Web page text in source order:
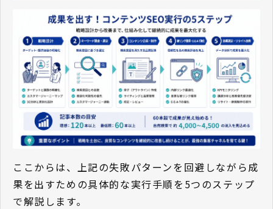
ここからは、上記の失敗パターンを回避しながら成
果を出すための具体的な実行手順を5つのステップ
で解説します。